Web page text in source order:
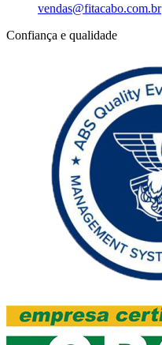
vendas@fitacabo.com.br
Confiança e qualidade